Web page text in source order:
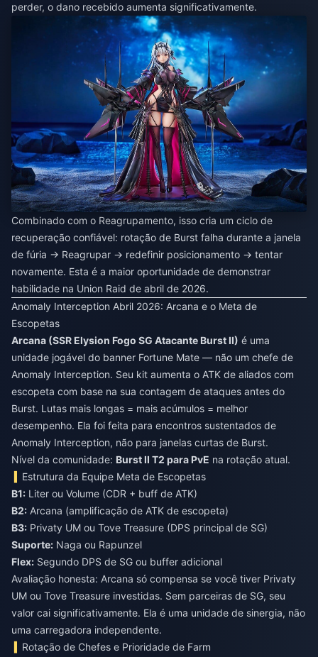
perder, o dano recebido aumenta significativamente.
Combinado com o Reagrupamento, isso cria um ciclo de
recuperação confiável: rotação de Burst falha durante a janela
de fúria → Reagrupar → redefinir posicionamento → tentar
novamente. Esta é a maior oportunidade de demonstrar
habilidade na Union Raid de abril de 2026.
Anomaly Interception Abril 2026: Arcana e o Meta de
Escopetas
Arcana (SSR Elysion Fogo SG Atacante Burst II) é uma
unidade jogável do banner Fortune Mate — não um chefe de
Anomaly Interception. Seu kit aumenta o ATK de aliados com
escopeta com base na sua contagem de ataques antes do
Burst. Lutas mais longas = mais acúmulos = melhor
desempenho. Ela foi feita para encontros sustentados de
Anomaly Interception, não para janelas curtas de Burst.
Nível da comunidade: Burst II T2 para PvE na rotação atual.
Estrutura da Equipe Meta de Escopetas
B1: Liter ou Volume (CDR + buff de ATK)
B2: Arcana (amplificação de ATK de escopeta)
B3: Privaty UM ou Tove Treasure (DPS principal de SG)
Suporte: Naga ou Rapunzel
Flex: Segundo DPS de SG ou buffer adicional
Avaliação honesta: Arcana só compensa se você tiver Privaty
UM ou Tove Treasure investidas. Sem parceiras de SG, seu
valor cai significativamente. Ela é uma unidade de sinergia, não
uma carregadora independente.
Rotação de Chefes e Prioridade de Farm